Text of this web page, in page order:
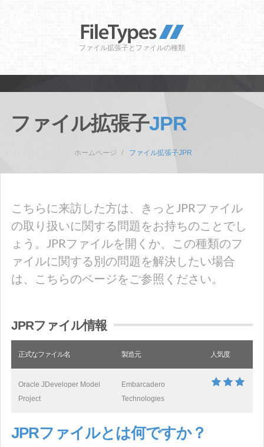
ファイル拡張子とファイルの種類
ファイル拡張子JPR
ホームページ ファイル拡張子JPR
こちらに来訪した方は、きっとJPRファイル
の取り扱いに関する問題をお持ちのことでし
ょう。JPRファイルを開くか、この種類のフ
ァイルに関する別の問題を解決したい場合
は、こちらのページをご参照ください。
JPRファイル情報
正式なファイル名 製造元 人気度
Oracle JDeveloper Model
Project
Embarcadero
Technologies
JPRファイルとは何ですか？